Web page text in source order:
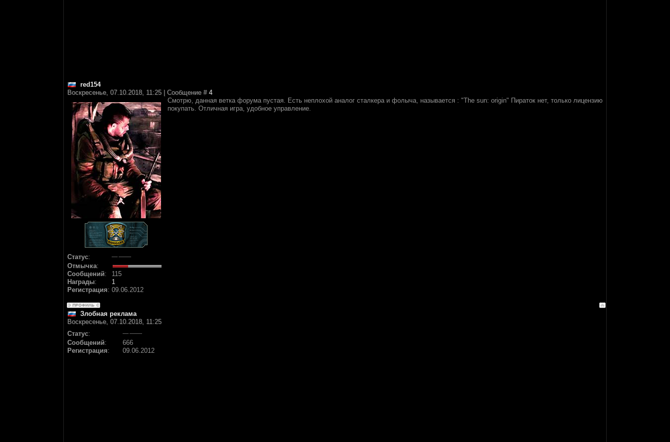
red154
Воскресенье, 07.10.2018, 11:25 | Сообщение # 4
Статус:
Отмычка:
Сообщений:
115
Награды:
1
Регистрация: 09.06.2012
Смотрю, данная ветка форума пустая. Есть неплохой аналог сталкера и фолыча, называется : "The sun: origin" Пираток нет, только лицензию
покупать. Отличная игра, удобное управление.
Злобная реклама
Воскресенье, 07.10.2018, 11:25
Статус:
Сообщений:
666
Регистрация: 09.06.2012